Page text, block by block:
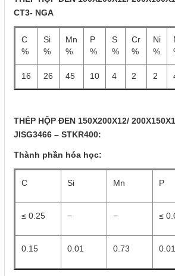
CT3- NGA
C
%
Si
%
Mn
%
P
%
S
%
Cr
%
Ni
%
16 26 45 10 4 2 2
THÉP HỘP ĐEN 150X200X12/
JISG3466 – STKR400:
Thành phần hóa học:
C Si Mn P
≤ 0.25 − − ≤
0.15 0.01 0.73